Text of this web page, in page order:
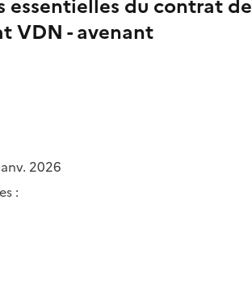
essentielles du contrat de
VDN - avenant
2026
: